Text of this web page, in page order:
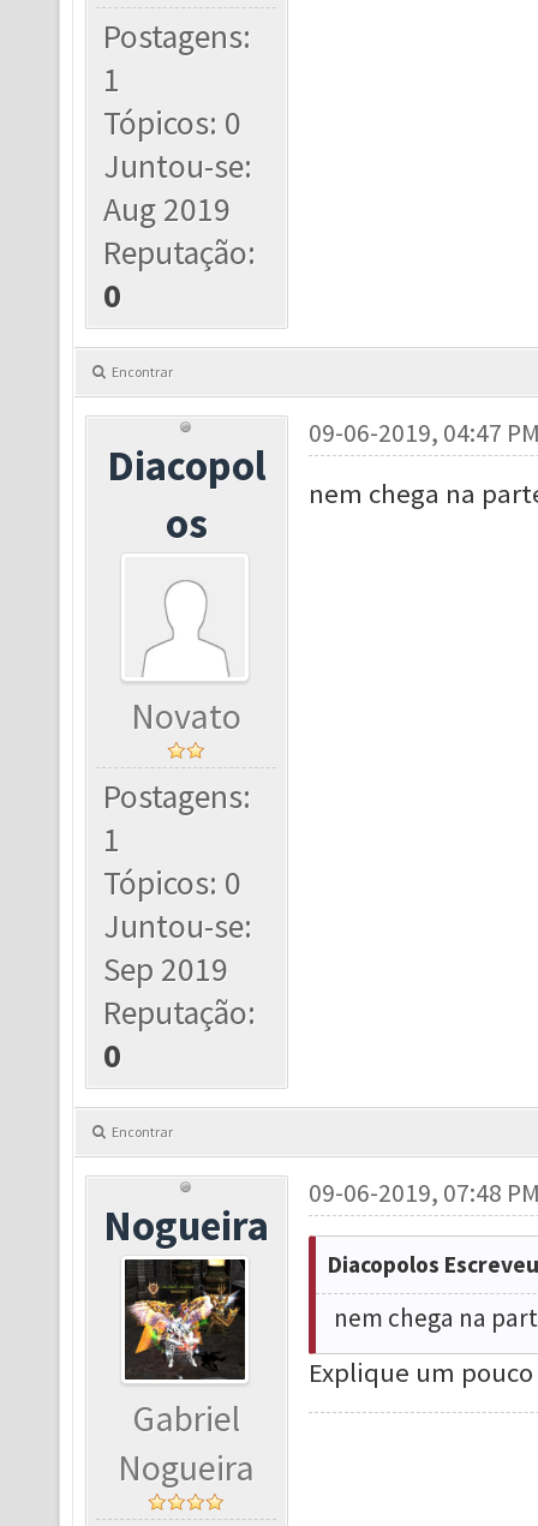
Postagens:
1
Tópicos: 0
Juntou-se:
Aug 2019
Reputação:
0
Encontrar
Diacopol
os
Novato
Postagens:
1
Tópicos: 0
Juntou-se:
Sep 2019
Reputação:
0
09-06-2019, 04:47
nem chega na
Encontrar
Nogueira
Gabriel
Nogueira
09-06-2019, 07:48
Diacopolos
nem chega na
Explique um